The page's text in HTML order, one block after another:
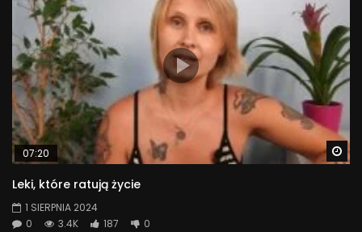
07:20
Leki, które ratują życie
1 SIERPNIA 2024
0
3.4K 187 0